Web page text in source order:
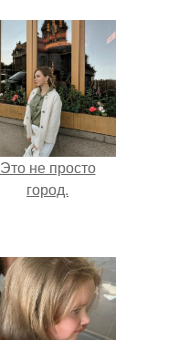
Это не просто
город.